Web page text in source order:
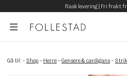
Rask levering | Fri frakt
Gå til: – Shop – Herre –Gensere & cardigans –